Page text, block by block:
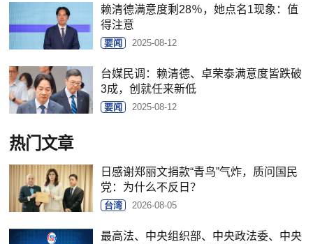
赖清德满意度剩28％，她点名1现象：值
得注意
要闻 2025-08-12
台媒民调：赖清德、卓荣泰满意度皆跌破
3成，创就任来新低
要闻 2025-08-12
热门文章
日感谢郑丽文捐款“青鸟”气炸，质问国民
党：为什么不反日？
台湾 2026-08-05
最高法、中央组织部、中央政法委、中央